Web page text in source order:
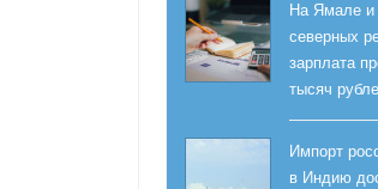
На Ямале
северных
зарплата
тысяч
Импорт
в Индию